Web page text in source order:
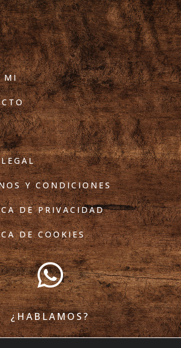
MI
Y CONDICIONES
DE PRIVACIDAD
DE COOKIES

¿HABLAMOS?